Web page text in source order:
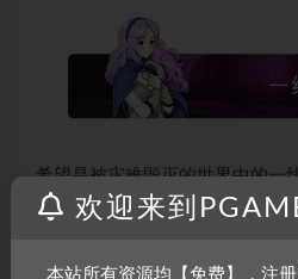
希望是被灾难毁灭的世界中的一
满怀光明的信念。
作为这支看似松散的英雄战
欢迎来到
本站所有资源均【免费】，注